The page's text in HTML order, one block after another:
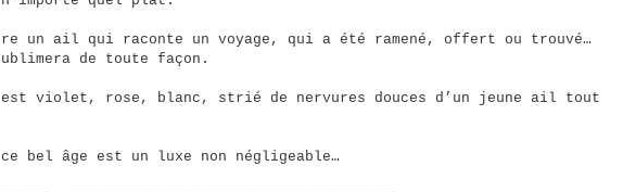
un ail qui raconte un voyage, qui a été ramené, offert ou trouvé…
de toute façon.
violet, rose, blanc, strié de nervures douces d’un jeune ail tout
bel âge est un luxe non négligeable…